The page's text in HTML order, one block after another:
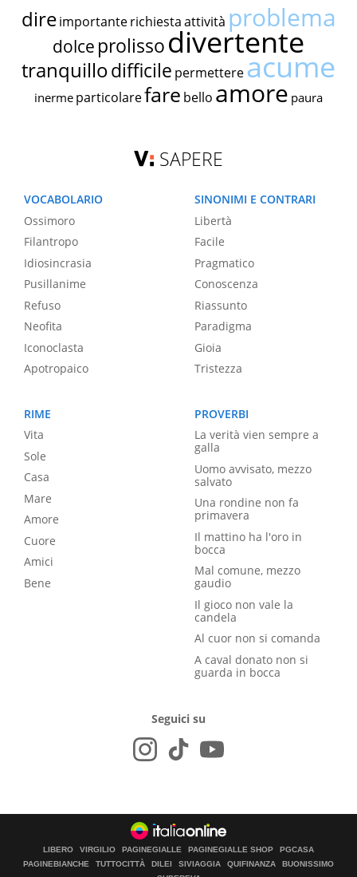
dire importante richiestaattività problema
dolce prolissodivertente
tranquillodifficile permettereacume
inerme particolarefare bello amore paura
SAPERE
VOCABOLARIO
Ossimoro
Filantropo
Idiosincrasia
Pusillanime
Refuso
Neofita
Iconoclasta
Apotropaico
SINONIMI E CONTRARI
Libertà
Facile
Pragmatico
Conoscenza
Riassunto
Paradigma
Gioia
Tristezza
RIME
Vita
Sole
Casa
Mare
Amore
Cuore
Amici
Bene
PROVERBI
La verità vien sempre a
galla
Uomo avvisato, mezzo
salvato
Una rondine non fa
primavera
Il mattino ha l'oro in
bocca
Mal comune, mezzo
gaudio
Il gioco non vale la
candela
Al cuor non si comanda
A caval donato non si
guarda in bocca
Seguici su
LIBERO VIRGILIO PAGINEGIALLE PAGINEGIALLE SHOP
PGCASA
PAGINEBIANCHE
TUTTOCITTÀ DILEI SIVIAGGIA QUIFINANZA
BUONISSIMO